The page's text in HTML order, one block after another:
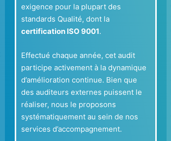
exigence pour la plupart des
standards Qualité, dont la
certification ISO 9001.
Effectué chaque année, cet audit
participe activement à la dynamique
d’amélioration continue. Bien que
des auditeurs externes puissent le
réaliser, nous le proposons
systématiquement au sein de nos
services d’accompagnement.